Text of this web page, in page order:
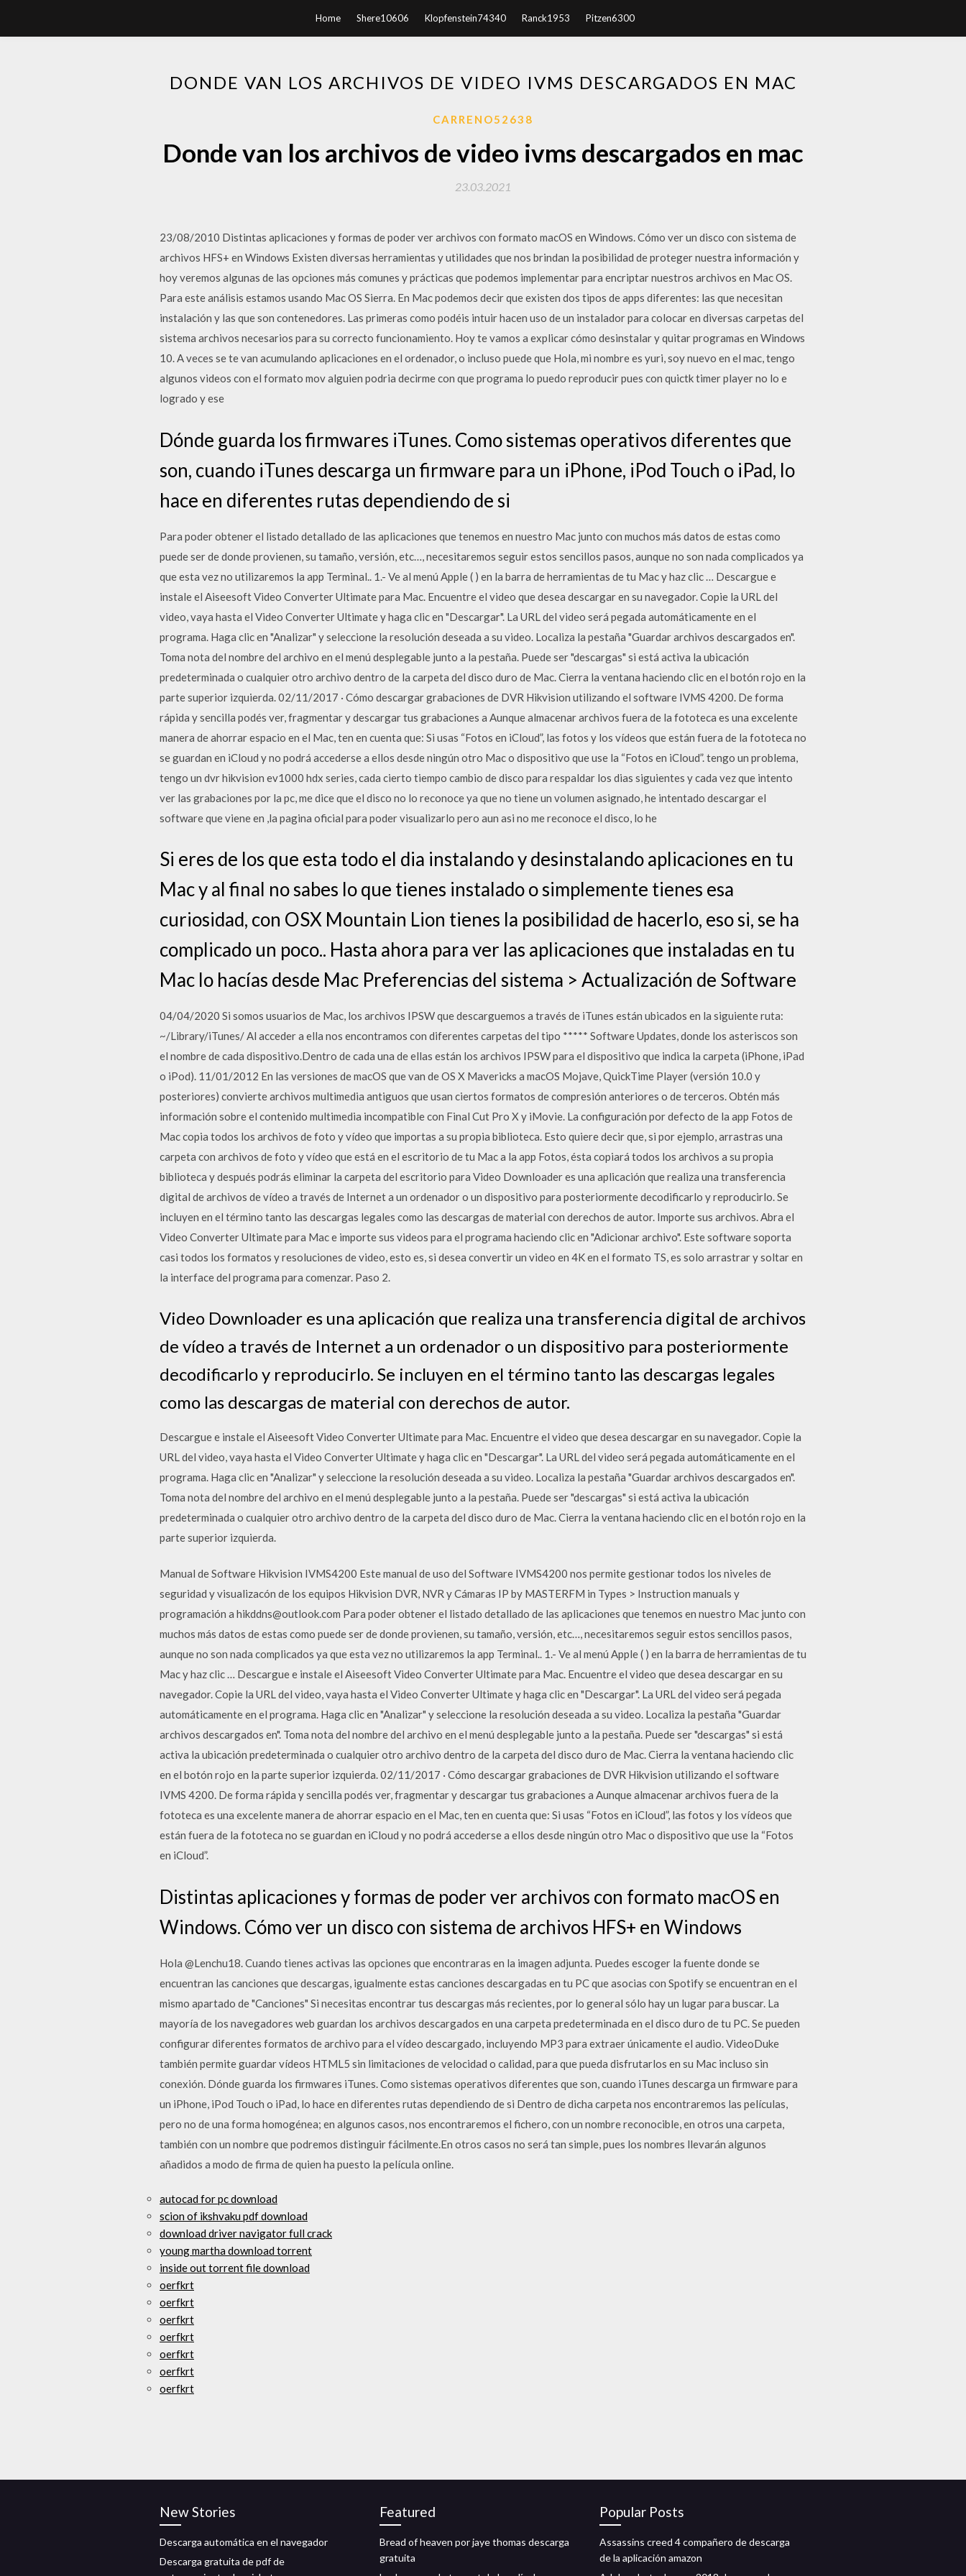
Home Shere10606 Klopfenstein74340 Ranck1953 Pitzen6300
DONDE VAN LOS ARCHIVOS DE VIDEO IVMS DESCARGADOS EN MAC
CARRENO52638
Donde van los archivos de video ivms descargados en mac
23.03.2021
23/08/2010 Distintas aplicaciones y formas de poder ver archivos con formato macOS en Windows. Cómo ver un disco con sistema de
archivos HFS+ en Windows Existen diversas herramientas y utilidades que nos brindan la posibilidad de proteger nuestra información y
hoy veremos algunas de las opciones más comunes y prácticas que podemos implementar para encriptar nuestros archivos en Mac OS.
Para este análisis estamos usando Mac OS Sierra. En Mac podemos decir que existen dos tipos de apps diferentes: las que necesitan
instalación y las que son contenedores. Las primeras como podéis intuir hacen uso de un instalador para colocar en diversas carpetas del
sistema archivos necesarios para su correcto funcionamiento. Hoy te vamos a explicar cómo desinstalar y quitar programas en Windows
10. A veces se te van acumulando aplicaciones en el ordenador, o incluso puede que Hola, mi nombre es yuri, soy nuevo en el mac, tengo
algunos videos con el formato mov alguien podria decirme con que programa lo puedo reproducir pues con quictk timer player no lo e
logrado y ese
Dónde guarda los firmwares iTunes. Como sistemas operativos diferentes que
son, cuando iTunes descarga un firmware para un iPhone, iPod Touch o iPad, lo
hace en diferentes rutas dependiendo de si
Para poder obtener el listado detallado de las aplicaciones que tenemos en nuestro Mac junto con muchos más datos de estas como
puede ser de donde provienen, su tamaño, versión, etc…, necesitaremos seguir estos sencillos pasos, aunque no son nada complicados ya
que esta vez no utilizaremos la app Terminal.. 1.- Ve al menú Apple ( ) en la barra de herramientas de tu Mac y haz clic … Descargue e
instale el Aiseesoft Video Converter Ultimate para Mac. Encuentre el video que desea descargar en su navegador. Copie la URL del
video, vaya hasta el Video Converter Ultimate y haga clic en "Descargar". La URL del video será pegada automáticamente en el
programa. Haga clic en "Analizar" y seleccione la resolución deseada a su video. Localiza la pestaña "Guardar archivos descargados en".
Toma nota del nombre del archivo en el menú desplegable junto a la pestaña. Puede ser "descargas" si está activa la ubicación
predeterminada o cualquier otro archivo dentro de la carpeta del disco duro de Mac. Cierra la ventana haciendo clic en el botón rojo en la
parte superior izquierda. 02/11/2017 · Cómo descargar grabaciones de DVR Hikvision utilizando el software IVMS 4200. De forma
rápida y sencilla podés ver, fragmentar y descargar tus grabaciones a Aunque almacenar archivos fuera de la fototeca es una excelente
manera de ahorrar espacio en el Mac, ten en cuenta que: Si usas “Fotos en iCloud”, las fotos y los vídeos que están fuera de la fototeca no
se guardan en iCloud y no podrá accederse a ellos desde ningún otro Mac o dispositivo que use la “Fotos en iCloud”. tengo un problema,
tengo un dvr hikvision ev1000 hdx series, cada cierto tiempo cambio de disco para respaldar los dias siguientes y cada vez que intento
ver las grabaciones por la pc, me dice que el disco no lo reconoce ya que no tiene un volumen asignado, he intentado descargar el
software que viene en ,la pagina oficial para poder visualizarlo pero aun asi no me reconoce el disco, lo he
Si eres de los que esta todo el dia instalando y desinstalando aplicaciones en tu
Mac y al final no sabes lo que tienes instalado o simplemente tienes esa
curiosidad, con OSX Mountain Lion tienes la posibilidad de hacerlo, eso si, se ha
complicado un poco.. Hasta ahora para ver las aplicaciones que instaladas en tu
Mac lo hacías desde Mac Preferencias del sistema > Actualización de Software
04/04/2020 Si somos usuarios de Mac, los archivos IPSW que descarguemos a través de iTunes están ubicados en la siguiente ruta:
~/Library/iTunes/ Al acceder a ella nos encontramos con diferentes carpetas del tipo ***** Software Updates, donde los asteriscos son
el nombre de cada dispositivo.Dentro de cada una de ellas están los archivos IPSW para el dispositivo que indica la carpeta (iPhone, iPad
o iPod). 11/01/2012 En las versiones de macOS que van de OS X Mavericks a macOS Mojave, QuickTime Player (versión 10.0 y
posteriores) convierte archivos multimedia antiguos que usan ciertos formatos de compresión anteriores o de terceros. Obtén más
información sobre el contenido multimedia incompatible con Final Cut Pro X y iMovie. La configuración por defecto de la app Fotos de
Mac copia todos los archivos de foto y vídeo que importas a su propia biblioteca. Esto quiere decir que, si por ejemplo, arrastras una
carpeta con archivos de foto y vídeo que está en el escritorio de tu Mac a la app Fotos, ésta copiará todos los archivos a su propia
biblioteca y después podrás eliminar la carpeta del escritorio para Video Downloader es una aplicación que realiza una transferencia
digital de archivos de vídeo a través de Internet a un ordenador o un dispositivo para posteriormente decodificarlo y reproducirlo. Se
incluyen en el término tanto las descargas legales como las descargas de material con derechos de autor. Importe sus archivos. Abra el
Video Converter Ultimate para Mac e importe sus videos para el programa haciendo clic en "Adicionar archivo". Este software soporta
casi todos los formatos y resoluciones de video, esto es, si desea convertir un video en 4K en el formato TS, es solo arrastrar y soltar en
la interface del programa para comenzar. Paso 2.
Video Downloader es una aplicación que realiza una transferencia digital de archivos
de vídeo a través de Internet a un ordenador o un dispositivo para posteriormente
decodificarlo y reproducirlo. Se incluyen en el término tanto las descargas legales
como las descargas de material con derechos de autor.
Descargue e instale el Aiseesoft Video Converter Ultimate para Mac. Encuentre el video que desea descargar en su navegador. Copie la
URL del video, vaya hasta el Video Converter Ultimate y haga clic en "Descargar". La URL del video será pegada automáticamente en el
programa. Haga clic en "Analizar" y seleccione la resolución deseada a su video. Localiza la pestaña "Guardar archivos descargados en".
Toma nota del nombre del archivo en el menú desplegable junto a la pestaña. Puede ser "descargas" si está activa la ubicación
predeterminada o cualquier otro archivo dentro de la carpeta del disco duro de Mac. Cierra la ventana haciendo clic en el botón rojo en la
parte superior izquierda.
Manual de Software Hikvision IVMS4200 Este manual de uso del Software IVMS4200 nos permite gestionar todos los niveles de
seguridad y visualizacón de los equipos Hikvision DVR, NVR y Cámaras IP by MASTERFM in Types > Instruction manuals y
programación a hikddns@outlook.com Para poder obtener el listado detallado de las aplicaciones que tenemos en nuestro Mac junto con
muchos más datos de estas como puede ser de donde provienen, su tamaño, versión, etc…, necesitaremos seguir estos sencillos pasos,
aunque no son nada complicados ya que esta vez no utilizaremos la app Terminal.. 1.- Ve al menú Apple ( ) en la barra de herramientas de tu
Mac y haz clic … Descargue e instale el Aiseesoft Video Converter Ultimate para Mac. Encuentre el video que desea descargar en su
navegador. Copie la URL del video, vaya hasta el Video Converter Ultimate y haga clic en "Descargar". La URL del video será pegada
automáticamente en el programa. Haga clic en "Analizar" y seleccione la resolución deseada a su video. Localiza la pestaña "Guardar
archivos descargados en". Toma nota del nombre del archivo en el menú desplegable junto a la pestaña. Puede ser "descargas" si está
activa la ubicación predeterminada o cualquier otro archivo dentro de la carpeta del disco duro de Mac. Cierra la ventana haciendo clic
en el botón rojo en la parte superior izquierda. 02/11/2017 · Cómo descargar grabaciones de DVR Hikvision utilizando el software
IVMS 4200. De forma rápida y sencilla podés ver, fragmentar y descargar tus grabaciones a Aunque almacenar archivos fuera de la
fototeca es una excelente manera de ahorrar espacio en el Mac, ten en cuenta que: Si usas “Fotos en iCloud”, las fotos y los vídeos que
están fuera de la fototeca no se guardan en iCloud y no podrá accederse a ellos desde ningún otro Mac o dispositivo que use la “Fotos
en iCloud”.
Distintas aplicaciones y formas de poder ver archivos con formato macOS en
Windows. Cómo ver un disco con sistema de archivos HFS+ en Windows
Hola @Lenchu18. Cuando tienes activas las opciones que encontraras en la imagen adjunta. Puedes escoger la fuente donde se
encuentran las canciones que descargas, igualmente estas canciones descargadas en tu PC que asocias con Spotify se encuentran en el
mismo apartado de "Canciones" Si necesitas encontrar tus descargas más recientes, por lo general sólo hay un lugar para buscar. La
mayoría de los navegadores web guardan los archivos descargados en una carpeta predeterminada en el disco duro de tu PC. Se pueden
configurar diferentes formatos de archivo para el vídeo descargado, incluyendo MP3 para extraer únicamente el audio. VideoDuke
también permite guardar vídeos HTML5 sin limitaciones de velocidad o calidad, para que pueda disfrutarlos en su Mac incluso sin
conexión. Dónde guarda los firmwares iTunes. Como sistemas operativos diferentes que son, cuando iTunes descarga un firmware para
un iPhone, iPod Touch o iPad, lo hace en diferentes rutas dependiendo de si Dentro de dicha carpeta nos encontraremos las películas,
pero no de una forma homogénea; en algunos casos, nos encontraremos el fichero, con un nombre reconocible, en otros una carpeta,
también con un nombre que podremos distinguir fácilmente.En otros casos no será tan simple, pues los nombres llevarán algunos
añadidos a modo de firma de quien ha puesto la película online.
autocad for pc download
scion of ikshvaku pdf download
download driver navigator full crack
young martha download torrent
inside out torrent file download
oerfkrt
oerfkrt
oerfkrt
oerfkrt
oerfkrt
oerfkrt
oerfkrt
New Stories
Descarga automática en el navegador
Descarga gratuita de pdf de
Featured
Bread of heaven por jaye thomas descarga
gratuita
Popular Posts
Assassins creed 4 compañero de descarga
de la aplicación amazon